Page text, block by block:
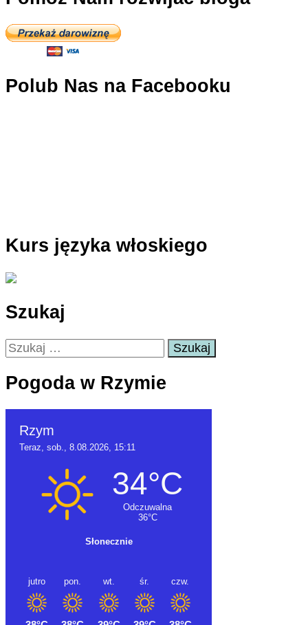
Polub Nas na Facebooku
Kurs języka włoskiego
Szukaj
Szukaj:
Pogoda w Rzymie